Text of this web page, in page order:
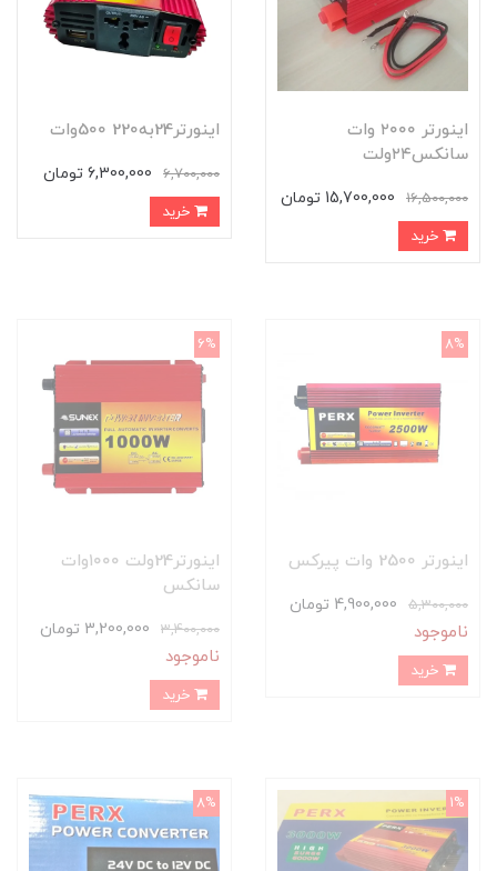
اینورتر ۲۰۰۰ وات
سانکس۲۴ولت
16,500,000 15,700,000 تومان
اینورتر24به220 500وات
6,700,000 6,300,000 تومان
اینورتر 2500 وات پیرکس
5,300,000 4,900,000 تومان
8%
ناموجود
اینورتر24ولت ۱۰۰۰وات
سانکس
3,400,000 3,200,000 تومان
6%
ناموجود
1%
8%